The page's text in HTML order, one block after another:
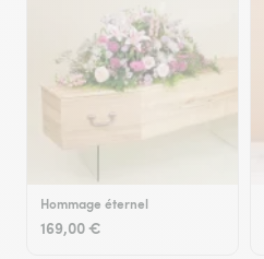
Hommage éternel
169,00 €